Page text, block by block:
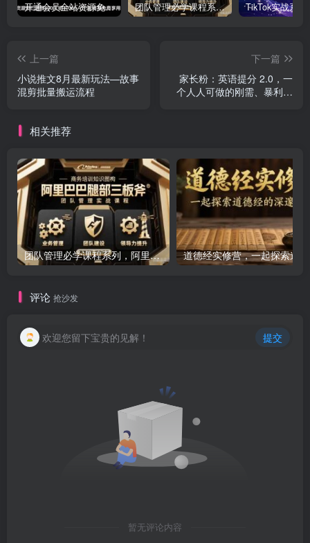
开通会员全站资源免费下载 开通VIP会员 HY资源库 团队管理必学课程系列，阿里巴巴“腿部三板斧”
上一篇
小说推文8月最新玩法—故事
混剪批量搬运流程
下一篇
家长粉：英语提分 2.0，一
个人人可做的刚需、暴利、
相关推荐
团队管理必学课程系列，阿里巴巴“腿部三板斧”
评论 抢沙发
欢迎您留下宝贵的见解！ 提交
暂无评论内容